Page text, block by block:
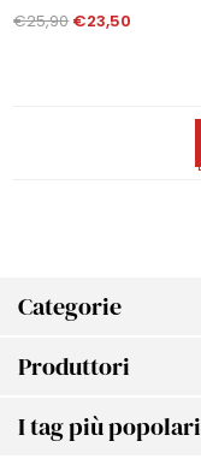
Categorie
Produttori
I tag più popolari
€25,90 €23,50